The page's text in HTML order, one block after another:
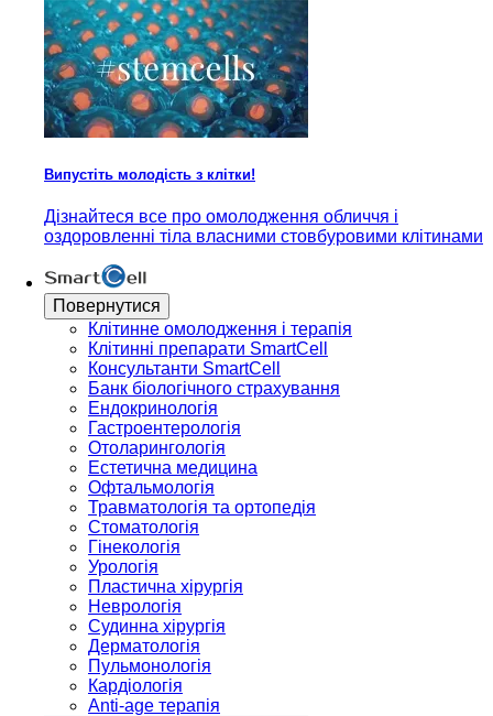
Випустіть молодість з клітки!
Дізнайтеся все про омолодження обличчя і
оздоровленні тіла власними стовбуровими клітинами
Повернутися
Клітинне омолодження і терапія
Клітинні препарати SmartCell
Консультанти SmartCell
Банк бiологiчного страхування
Ендокринологія
Гастроентерологія
Отоларингологія
Естетична медицина
Офтальмологія
Травматологія та ортопедія
Стоматологія
Гінекологія
Урологія
Пластична хірургія
Неврологія
Судинна хірургія
Дерматологія
Пульмонологія
Кардiологія
Anti-age терапія